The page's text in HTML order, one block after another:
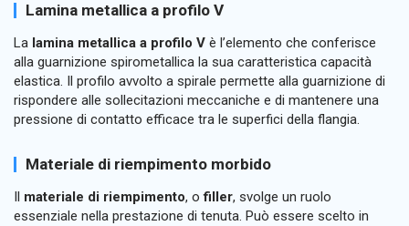
Lamina metallica a profilo V
La lamina metallica a profilo V è l’elemento che conferisce
alla guarnizione spirometallica la sua caratteristica capacità
elastica. Il profilo avvolto a spirale permette alla guarnizione di
rispondere alle sollecitazioni meccaniche e di mantenere una
pressione di contatto efficace tra le superfici della flangia.
Materiale di riempimento morbido
materiale di riempimento, ofiller, svolge un ruolo
essenziale nella prestazione di tenuta. Può essere scelto in